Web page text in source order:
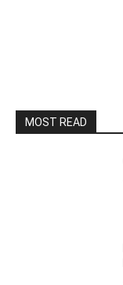
MOST READ